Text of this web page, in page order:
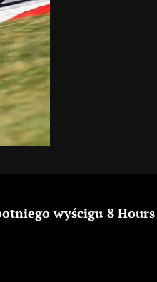
wyścigu 8